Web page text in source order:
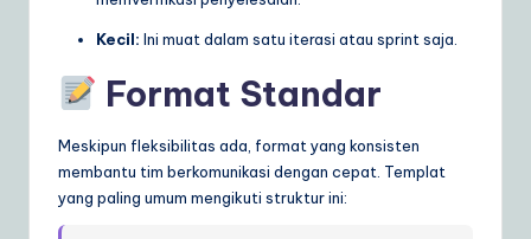
Kecil: Ini muat dalam satu iterasi atau sprint saja.
Format Standar
Meskipun fleksibilitas ada, format yang konsisten
membantu tim berkomunikasi dengan cepat. Templat
yang paling umum mengikuti struktur ini: